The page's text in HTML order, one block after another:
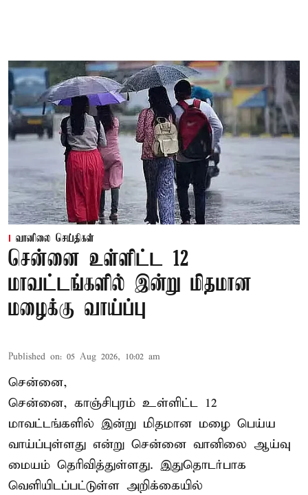
வானிலை செய்திகள்
சென்னை உள்ளிட்ட 12
மாவட்டங்களில் இன்று மிதமான
மழைக்கு வாய்ப்பு
Published on: 05 Aug 2026, 10:02 am
சென்னை,
சென்னை, காஞ்சிபுரம் உள்ளிட்ட 12
மாவட்டங்களில் இன்று மிதமான மழை பெய்ய
வாய்ப்புள்ளது என்று சென்னை வானிலை ஆய்வு
மையம் தெரிவித்துள்ளது. இதுதொடர்பாக
வெளியிடப்பட்டுள்ள அறிக்கையில்